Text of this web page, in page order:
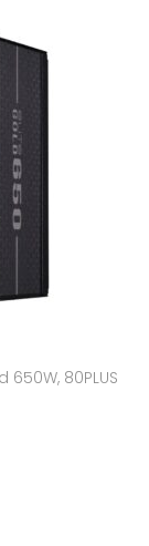
80PLUS